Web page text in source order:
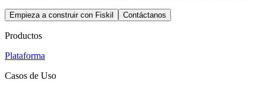
Empieza a construir con Fiskil Contáctanos
Productos
Plataforma
Casos de Uso